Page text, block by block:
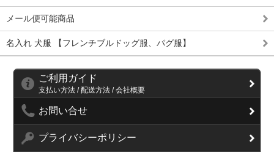
メール便可能商品
名入れ 犬服 【フレンチブルドッグ服、パグ服】
ご利用ガイド
支払い方法 / 配送方法 / 会社概要
お問い合せ
プライバシーポリシー